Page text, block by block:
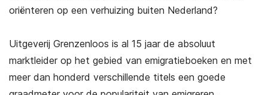
oriënteren op een verhuizing buiten Nederland?
Uitgeverij Grenzenloos is al 15 jaar de absoluut
marktleider op het gebied van emigratieboeken en met
meer dan honderd verschillende titels een goede